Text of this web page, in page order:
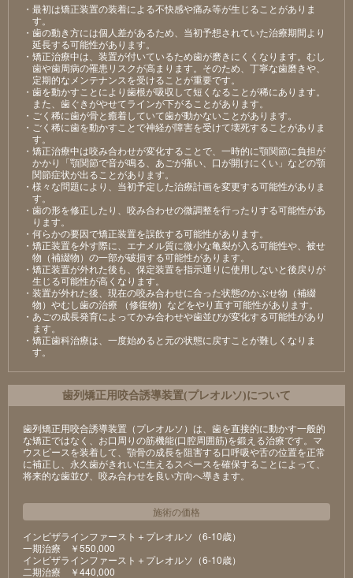
・最初は矯正装置の装着による不快感や痛み等が生じることがありま
す。
・歯の動き方には個人差があるため、当初予想されていた治療期間より
延長する可能性があります。
・矯正治療中は、装置が付いているため歯が磨きにくくなります。むし
歯や歯周病の罹患リスクが高まります。そのため、丁寧な歯磨きや、
定期的なメンテナンスを受けることが重要です。
・歯を動かすことにより歯根が吸収して短くなることが稀にあります。
また、歯ぐきがやせてラインが下がることがあります。
・ごく稀に歯が骨と癒着していて歯が動かないことがあります。
・ごく稀に歯を動かすことで神経が障害を受けて壊死することがありま
す。
・矯正治療中は咬み合わせが変化することで、一時的に顎関節に負担が
かかり「顎関節で音が鳴る、あごが痛い、口が開けにくい」などの顎
関節症状が出ることがあります。
・様々な問題により、当初予定した治療計画を変更する可能性がありま
す。
・歯の形を修正したり、咬み合わせの微調整を行ったりする可能性があ
ります。
・何らかの要因で矯正装置を誤飲する可能性があります。
・矯正装置を外す際に、エナメル質に微小な亀裂が入る可能性や、被せ
物（補綴物）の一部が破損する可能性があります。
・矯正装置が外れた後も、保定装置を指示通りに使用しないと後戻りが
生じる可能性が高くなります。
・装置が外れた後、現在の咬み合わせに合った状態のかぶせ物（補綴
物）やむし歯の治療 （修復物）などをやり直す可能性があります。
・あごの成長発育によってかみ合わせや歯並びが変化する可能性があり
ます。
・矯正歯科治療は、一度始めると元の状態に戻すことが難しくなりま
す。
⻭列矯正⽤咬合誘導装置(プレオルソ)について
歯列矯正用咬合誘導装置（プレオルソ）は、歯を直接的に動かす一般的
な矯正ではなく、お口周りの筋機能(口腔周囲筋)を鍛える治療です。マ
ウスピースを装着して、顎骨の成長を阻害する口呼吸や舌の位置を正常
に補正し、永久歯がきれいに生えるスペースを確保することによって、
将来的な歯並び、咬み合わせを良い方向へ導きます。
施術の価格
インビザラインファースト＋プレオルソ（6-10歳）
⼀期治療 ￥550,000
インビザラインファースト＋プレオルソ（6-10歳）
⼆期治療 ￥440,000